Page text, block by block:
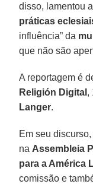
disso, lamentou
práticas
influência” da
que não são
A reportagem é
Religión Digital ,
Langer.
Em seu
na Assembleia
para a América
comissão e